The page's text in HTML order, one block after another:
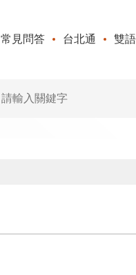
常見問答 台北通 雙